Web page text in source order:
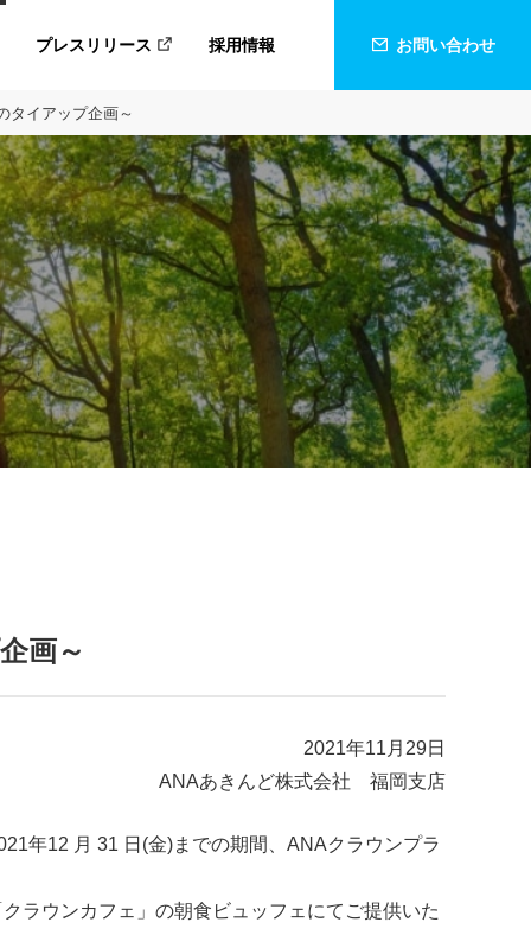
プレスリリース 採用情報 お問い合わせ
タイアップ企画～
画～
2021年11月29日
ANAあきんど株式会社 福岡支店
年12 月 31 日(金)までの期間、ANAクラウンプラ
ラウンカフェ」の朝食ビュッフェにてご提供いた